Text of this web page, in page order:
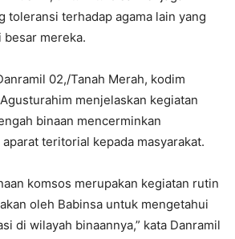
toleransi terhadap agama lain yang
besar mereka.
02,/Tanah Merah, kodim
menjelaskan kegiatan
binaan mencerminkan
teritorial kepada masyarakat.
komsos merupakan kegiatan rutin
oleh Babinsa untuk mengetahui
di wilayah binaannya,” kata Danramil